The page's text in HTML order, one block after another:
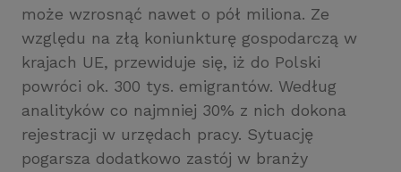
może wzrosnąć nawet o pół miliona. Ze
względu na złą koniunkturę gospodarczą w
krajach UE, przewiduje się, iż do Polski
powróci ok. 300 tys. emigrantów. Według
analityków co najmniej 30% z nich dokona
rejestracji w urzędach pracy. Sytuację
pogarsza dodatkowo zastój w branży